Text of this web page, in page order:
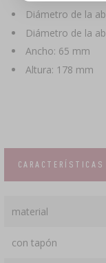
Diámetro de la
Diámetro de la
Ancho: 65 mm
Altura: 178 mm
CARACTERÍSTICAS
material
con tapón